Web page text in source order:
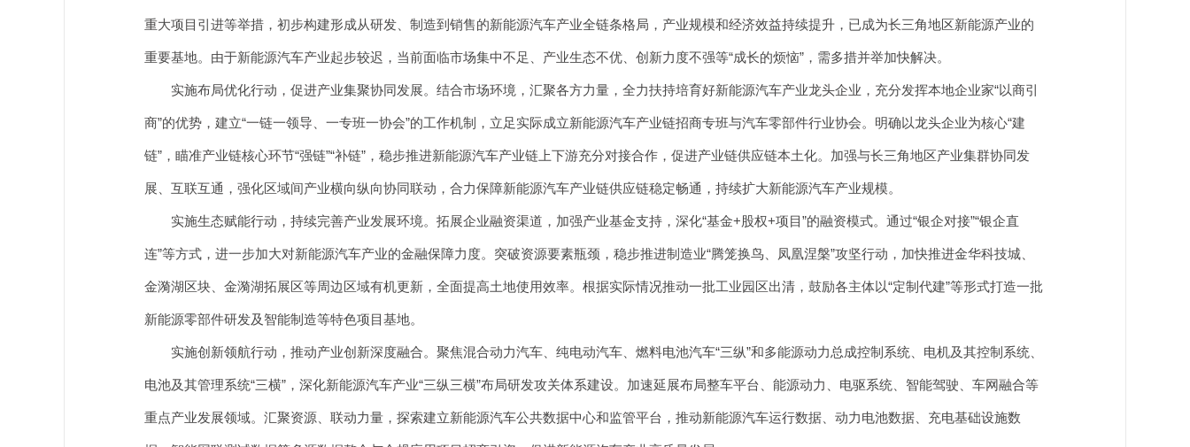
重大项目引进等举措，初步构建形成从研发、制造到销售的新能源汽车产业全链条格局，产业规模和经济效益持续提升，已成为长三角地区新能源产业的
重要基地。由于新能源汽车产业起步较迟，当前面临市场集中不足、产业生态不优、创新力度不强等“成长的烦恼”，需多措并举加快解决。
实施布局优化行动，促进产业集聚协同发展。结合市场环境，汇聚各方力量，全力扶持培育好新能源汽车产业龙头企业，充分发挥本地企业家“以商引
商”的优势，建立“一链一领导、一专班一协会”的工作机制，立足实际成立新能源汽车产业链招商专班与汽车零部件行业协会。明确以龙头企业为核心“建
链”，瞄准产业链核心环节“强链”“补链”，稳步推进新能源汽车产业链上下游充分对接合作，促进产业链供应链本土化。加强与长三角地区产业集群协同发
展、互联互通，强化区域间产业横向纵向协同联动，合力保障新能源汽车产业链供应链稳定畅通，持续扩大新能源汽车产业规模。
实施生态赋能行动，持续完善产业发展环境。拓展企业融资渠道，加强产业基金支持，深化“基金+股权+项目”的融资模式。通过“银企对接”“银企直
连”等方式，进一步加大对新能源汽车产业的金融保障力度。突破资源要素瓶颈，稳步推进制造业“腾笼换鸟、凤凰涅槃”攻坚行动，加快推进金华科技城、
金漪湖区块、金漪湖拓展区等周边区域有机更新，全面提高土地使用效率。根据实际情况推动一批工业园区出清，鼓励各主体以“定制代建”等形式打造一批
新能源零部件研发及智能制造等特色项目基地。
实施创新领航行动，推动产业创新深度融合。聚焦混合动力汽车、纯电动汽车、燃料电池汽车“三纵”和多能源动力总成控制系统、电机及其控制系统、
电池及其管理系统“三横”，深化新能源汽车产业“三纵三横”布局研发攻关体系建设。加速延展布局整车平台、能源动力、电驱系统、智能驾驶、车网融合等
重点产业发展领域。汇聚资源、联动力量，探索建立新能源汽车公共数据中心和监管平台，推动新能源汽车运行数据、动力电池数据、充电基础设施数